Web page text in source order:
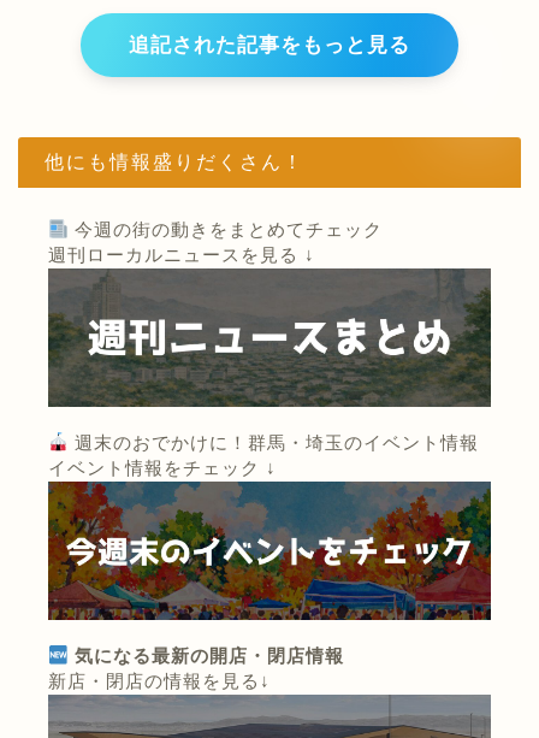
追記された記事をもっと見る
他にも情報盛りだくさん！
今週の街の動きをまとめてチェック
週刊ローカルニュースを見る ↓
週末のおでかけに！群馬・埼玉のイベント情報
イベント情報をチェック ↓
気になる最新の開店・閉店情報
新店・閉店の情報を見る↓